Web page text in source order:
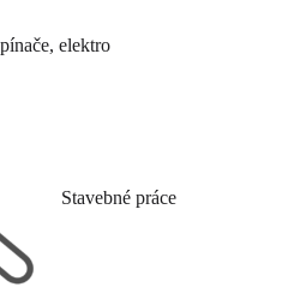
elektro
Stavebné práce